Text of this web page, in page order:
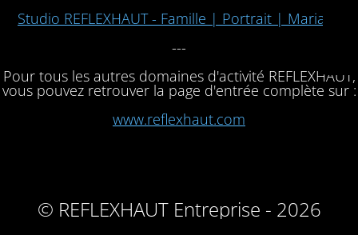
Studio REFLEXHAUT - Famille | Portrait | Mariage
---
Pour tous les autres domaines d'activité REFLEXHAUT,
vous pouvez retrouver la page d'entrée complète sur :
www.reflexhaut.com
© REFLEXHAUT Entreprise - 2026